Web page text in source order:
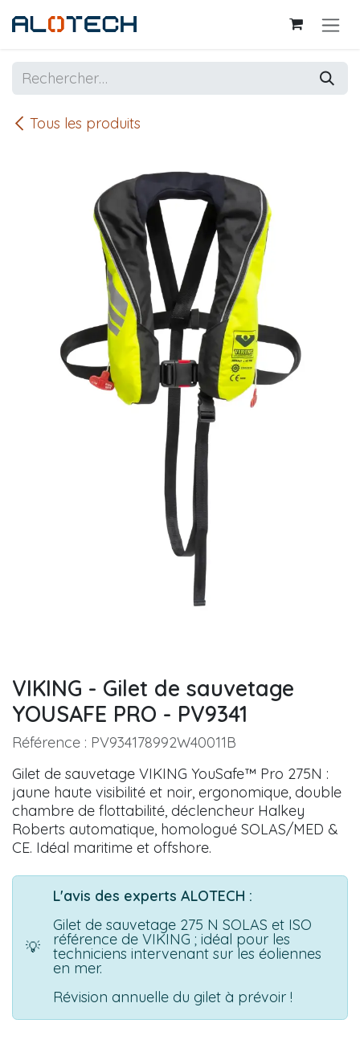
Tous les produits
VIKING - Gilet de sauvetage
YOUSAFE PRO - PV9341
Référence : PV934178992W40011B
Gilet de sauvetage VIKING YouSafe™ Pro 275N :
jaune haute visibilité et noir, ergonomique, double
chambre de flottabilité, déclencheur Halkey
Roberts automatique, homologué SOLAS/MED &
CE. Idéal maritime et offshore.
💡
L'avis des experts ALOTECH :
Gilet de sauvetage 275 N SOLAS et ISO
référence de VIKING ; idéal pour les
techniciens intervenant sur les éoliennes
en mer.
Révision annuelle du gilet à prévoir !